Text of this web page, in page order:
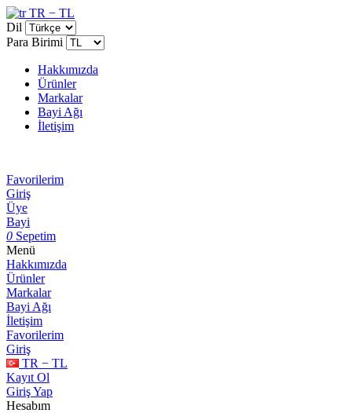
TR − TL
Dil
Para Birimi
Hakkımızda
Ürünler
Markalar
Bayi Ağı
İletişim
Favorilerim
Giriş
Üye
Bayi
0 Sepetim
Menü
Hakkımızda
Ürünler
Markalar
Bayi Ağı
İletişim
Favorilerim
Giriş
TR − TL
Kayıt Ol
Giriş Yap
Hesabım